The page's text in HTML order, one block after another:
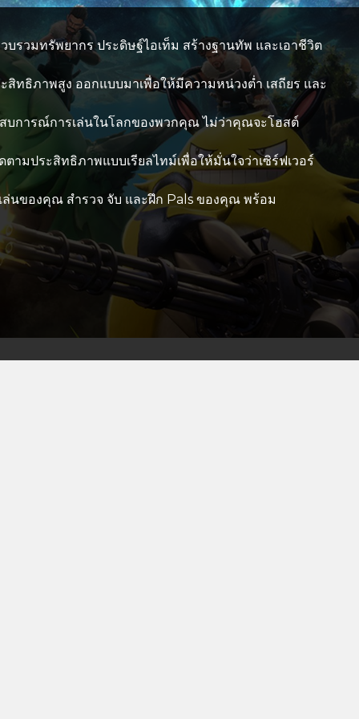
รวมทรัพยากร ประดิษฐ์ไอเท็ม สร้างฐานทัพ และเอาชีวิต
ทธิภาพสูง ออกแบบมาเพื่อให้มีความหน่วงต่ำ เสถียร และ
สบการณ์การเล่นในโลกของพวกคุณ ไม่ว่าคุณจะโฮสต์
ามประสิทธิภาพแบบเรียลไทม์เพื่อให้มั่นใจว่าเซิร์ฟเวอร์
นของคุณ สำรวจ จับ และฝึก Pals ของคุณ พร้อม